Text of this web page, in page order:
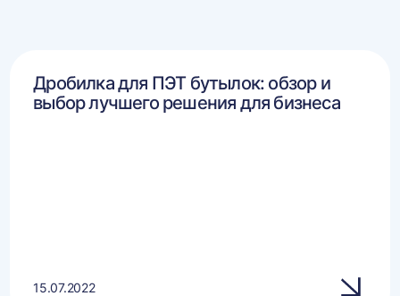
Дробилка для ПЭТ бутылок: обзор и
выбор лучшего решения для бизнеса
15.07.2022